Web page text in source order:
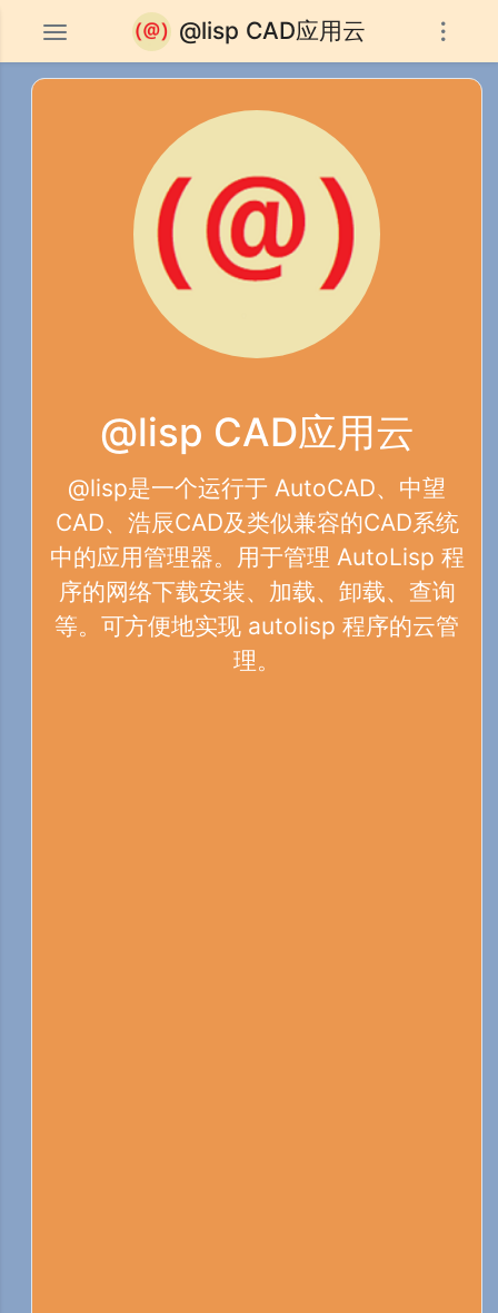
@lisp CAD应用云
@lisp CAD应用云
@lisp是一个运行于 AutoCAD、中望
CAD、浩辰CAD及类似兼容的CAD系统
中的应用管理器。用于管理 AutoLisp 程
序的网络下载安装、加载、卸载、查询
等。可方便地实现 autolisp 程序的云管
理。